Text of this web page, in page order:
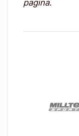
pagina.